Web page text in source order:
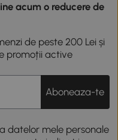
acum o reducere de
de peste 200 Lei și
promoții active
Aboneaza-te
datelor mele personale